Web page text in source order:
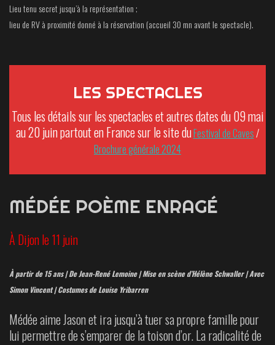
Lieu tenu secret jusqu’à la représentation ;
lieu de RV à proximité donné à la réservation (accueil 30 mn avant le spectacle).
LES SPECTACLES
Tous les détails sur les spectacles et autres dates du 09 mai
au 20 juin partout en France sur le site duFestival de Caves/
Brochure générale 2024
MÉDÉE POÈME ENRAGÉ
À Dijon le 11 juin
À partir de 15 ans | De Jean-René Lemoine | Mise en scène d’Hélène Schwaller | Avec
Simon Vincent | Costumes de Louise Yribarren
Médée aime Jason et ira jusqu’à tuer sa propre famille pour
lui permettre de s’emparer de la toison d’or. La radicalité de